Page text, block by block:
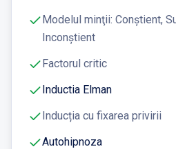
Modelul minţii: Conştient,
Inconştient
Factorul critic
Inductia Elman
Inducția cu fixarea privirii
Autohipnoza